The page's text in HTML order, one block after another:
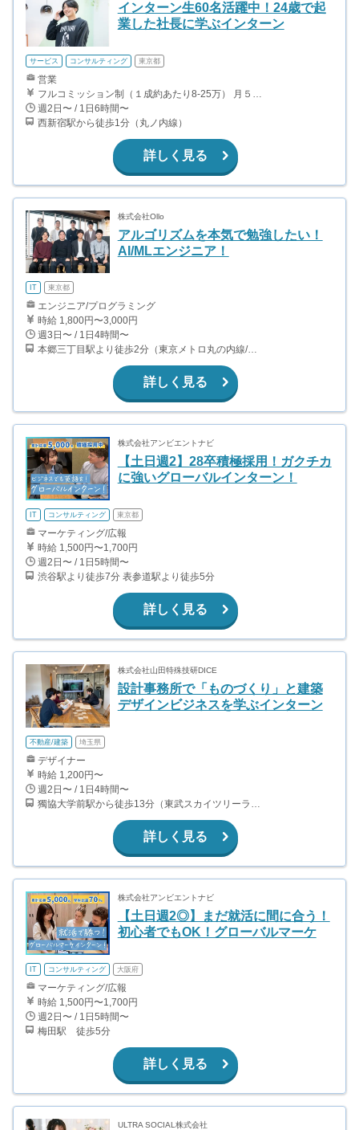
インターン生60名活躍中！24歳で起
業した社長に学ぶインターン
サービス コンサルティング 東京都
営業
週2日〜 / 1日6時間〜
西新宿駅から徒歩1分（丸ノ内線）
詳しく見る
株式会社Ollo
アルゴリズムを本気で勉強したい！
AI/MLエンジニア！
IT 東京都
エンジニア/プログラミング
時給 1,800円〜3,000円
週3日〜 / 1日4時間〜
本郷三丁目駅より徒歩2分（東京メトロ丸の内線/都営地下鉄大江戸線）
詳しく見る
株式会社アンビエントナビ
【土日週2】28卒積極採用！ガクチカ
に強いグローバルインターン！
IT コンサルティング 東京都
マーケティング/広報
時給 1,500円〜1,700円
週2日〜 / 1日5時間〜
渋谷駅より徒歩7分 表参道駅より徒歩5分
詳しく見る
株式会社山田特殊技研DICE
設計事務所で「ものづくり」と建築
デザインビジネスを学ぶインターン
不動産/建築 埼玉県
デザイナー
時給 1,200円〜
週2日〜 / 1日4時間〜
獨協大学前駅から徒歩13分（東武スカイツリーライン、東武伊勢崎線、東武日光線、鬼怒川線）
詳しく見る
株式会社アンビエントナビ
【土日週2◎】まだ就活に間に合う！
初心者でもOK！グローバルマーケ
IT コンサルティング 大阪府
マーケティング/広報
時給 1,500円〜1,700円
週2日〜 / 1日5時間〜
梅田駅 徒歩5分
詳しく見る
ULTRA SOCIAL株式会社